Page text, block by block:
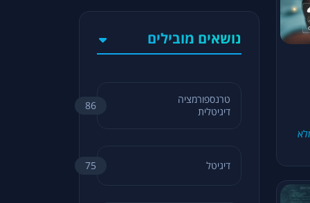
נושאים מובילים
טרנספורמציה
דיגיטלית
86
דיגיטל 75